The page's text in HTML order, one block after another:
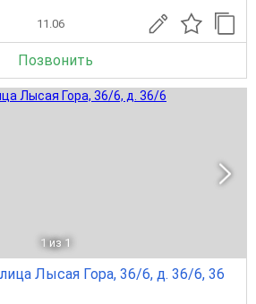
11.06
Позвонить
1 из 1
Лысая Гора, 36/6, д. 36/6, 36